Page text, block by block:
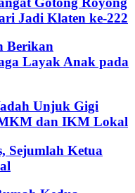
Jadi Klaten ke-222
Berikan
Layak Anak pada
Unjuk Gigi
dan IKM Lokal
Sejumlah Ketua